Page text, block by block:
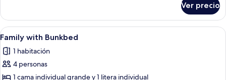
Twin
Bed
Ver precio
Abrir
todas
las
fotos
Habitación de hotel con cama,
6
Family with Bunkbed
1 habitación
4 personas
1 cama individual grande y 1 litera individual